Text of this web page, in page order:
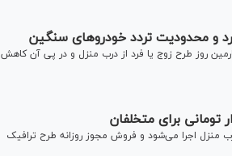
و محدودیت تردد خودروهای سنگین
روز طرح زوج یا فرد از درب منزل و در پی آن کاهش
منزل اجرا می‌شود و فروش مجوز روزانه طرح ترافیک